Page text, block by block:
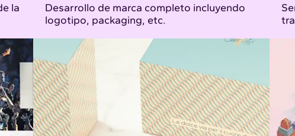
la
Desarrollo de marca completo incluyendo
logotipo, packaging, etc.